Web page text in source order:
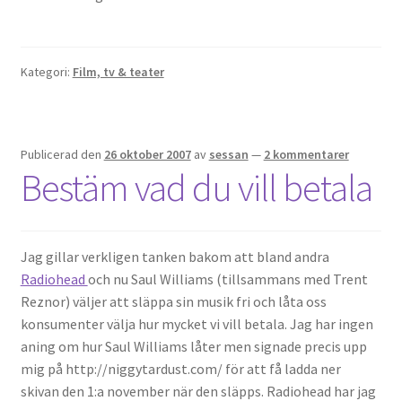
Kategori: Film, tv & teater
Publicerad den 26 oktober 2007 av sessan — 2 kommentarer
Bestäm vad du vill betala
Jag gillar verkligen tanken bakom att bland andra
Radiohead och nu Saul Williams (tillsammans med Trent
Reznor) väljer att släppa sin musik fri och låta oss
konsumenter välja hur mycket vi vill betala. Jag har ingen
aning om hur Saul Williams låter men signade precis upp
mig på http://niggytardust.com/ för att få ladda ner
skivan den 1:a november när den släpps. Radiohead har jag